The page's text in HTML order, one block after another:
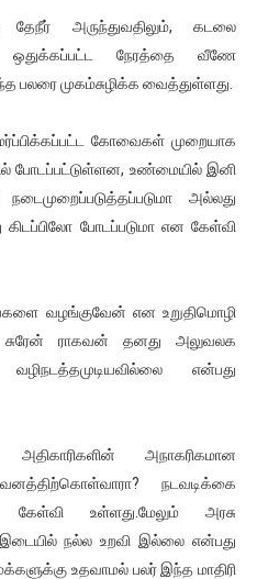
அருந்துவதிலும், கடலை
ஒதுக்கப்பட்ட நேரத்தை வீணே
பலரை முகம்சுழிக்க வைத்துள்ளது.
கோவைகள் முறையாக
போடப்பட்டுள்ளன, உண்மையில் இனி
அல்லது
போடப்படுமா என கேள்வி
வழங்குவேன் என உறுதிமொழி
ராகவன் தனது அலுவலக
என்பது
அநாகரிகமான
நடவடிக்கை
உள்ளது.மேலும் அரசு
இடையில் நல்ல உறவி இல்லை என்பது
உதவாமல் பலர் இந்த மாதிரி